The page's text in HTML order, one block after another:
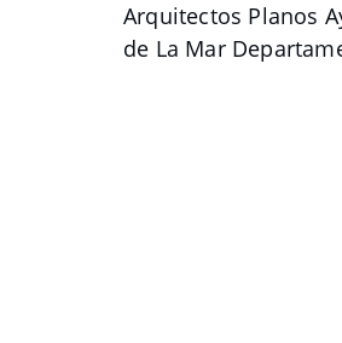
Arquitectos Planos
de La Mar